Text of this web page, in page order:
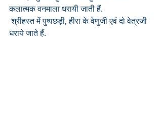
कलात्मक वनमाला धरायी जाती हैं.
श्रीहस्त में पुष्पछड़ी, हीरा के वेणुजी एवं दो वेत्रजी
धराये जाते हैं.